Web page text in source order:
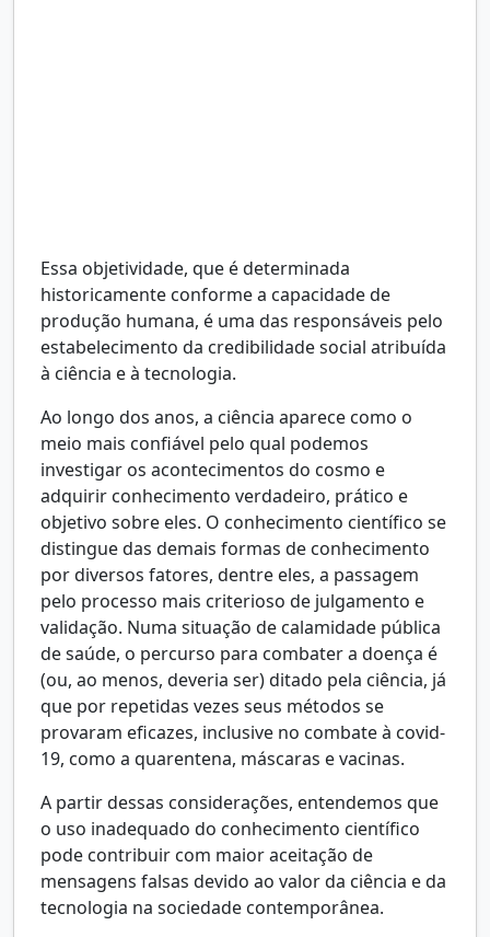
Essa objetividade, que é determinada
historicamente conforme a capacidade de
produção humana, é uma das responsáveis pelo
estabelecimento da credibilidade social atribuída
à ciência e à tecnologia.
Ao longo dos anos, a ciência aparece como o
meio mais confiável pelo qual podemos
investigar os acontecimentos do cosmo e
adquirir conhecimento verdadeiro, prático e
objetivo sobre eles. O conhecimento científico se
distingue das demais formas de conhecimento
por diversos fatores, dentre eles, a passagem
pelo processo mais criterioso de julgamento e
validação. Numa situação de calamidade pública
de saúde, o percurso para combater a doença é
(ou, ao menos, deveria ser) ditado pela ciência, já
que por repetidas vezes seus métodos se
provaram eficazes, inclusive no combate à covid-
19, como a quarentena, máscaras e vacinas.
A partir dessas considerações, entendemos que
o uso inadequado do conhecimento científico
pode contribuir com maior aceitação de
mensagens falsas devido ao valor da ciência e da
tecnologia na sociedade contemporânea.